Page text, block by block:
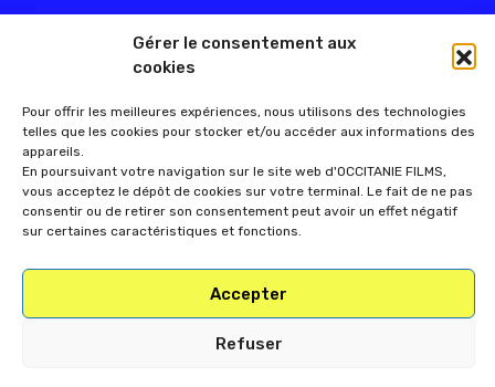
Gérer le consentement aux
cookies
Pour offrir les meilleures expériences, nous utilisons des technologies
telles que les cookies pour stocker et/ou accéder aux informations des
appareils.
En poursuivant votre navigation sur le site web d'OCCITANIE FILMS,
vous acceptez le dépôt de cookies sur votre terminal. Le fait de ne pas
consentir ou de retirer son consentement peut avoir un effet négatif
sur certaines caractéristiques et fonctions.
Accepter
Refuser